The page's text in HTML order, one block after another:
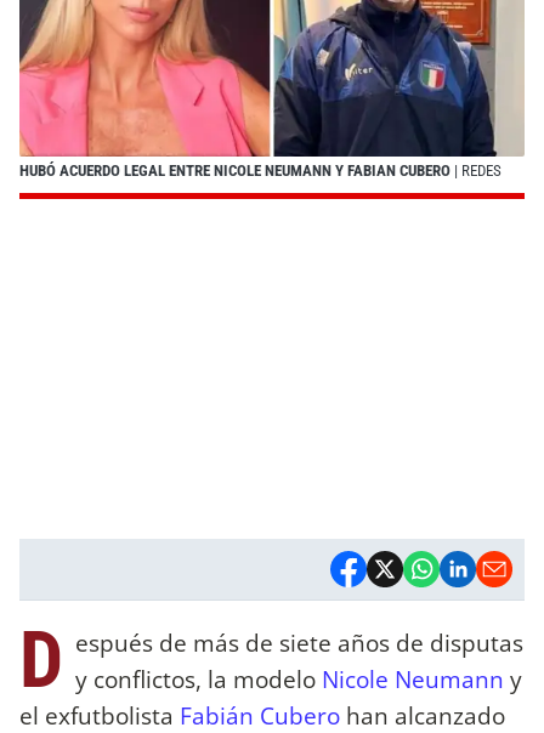
HUBÓ ACUERDO LEGAL ENTRE NICOLE NEUMANN Y FABIAN CUBERO | REDES
D espués de más de siete años de disputas
y conflictos, la modelo Nicole Neumann y
el exfutbolista Fabián Cubero han alcanzado